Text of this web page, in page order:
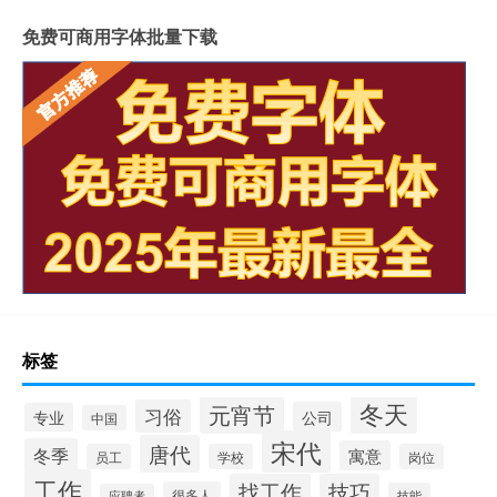
免费可商用字体批量下载
标签
专业 中国 习俗 元宵节 公司 冬天
冬季 员工 唐代 学校 宋代 寓意 岗位
工作